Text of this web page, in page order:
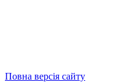
Повна версія сайту